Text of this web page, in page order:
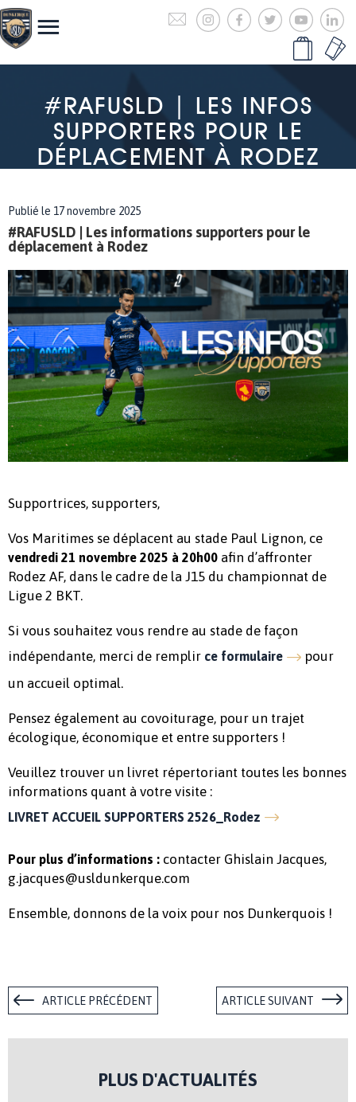
#RAFUSLD | LES INFOS
SUPPORTERS POUR LE
DÉPLACEMENT À RODEZ
Publié le 17 novembre 2025
#RAFUSLD | Les informations supporters pour le
déplacement à Rodez
Supportrices, supporters,
Vos Maritimes se déplacent au stade Paul Lignon, ce
vendredi 21 novembre 2025 à 20h00 afin d’affronter
Rodez AF, dans le cadre de la J15 du championnat de
Ligue 2 BKT.
Si vous souhaitez vous rendre au stade de façon
indépendante, merci de remplir ce formulaire
pour
un accueil optimal.
Pensez également au covoiturage, pour un trajet
écologique, économique et entre supporters !
Veuillez trouver un livret répertoriant toutes les bonnes
informations quant à votre visite :
LIVRET ACCUEIL SUPPORTERS 2526_Rodez
Pour plus d’informations : contacter Ghislain Jacques,
g.jacques@usldunkerque.com
Ensemble, donnons de la voix pour nos Dunkerquois !
ARTICLE PRÉCÉDENT ARTICLE SUIVANT
PLUS D'ACTUALITÉS